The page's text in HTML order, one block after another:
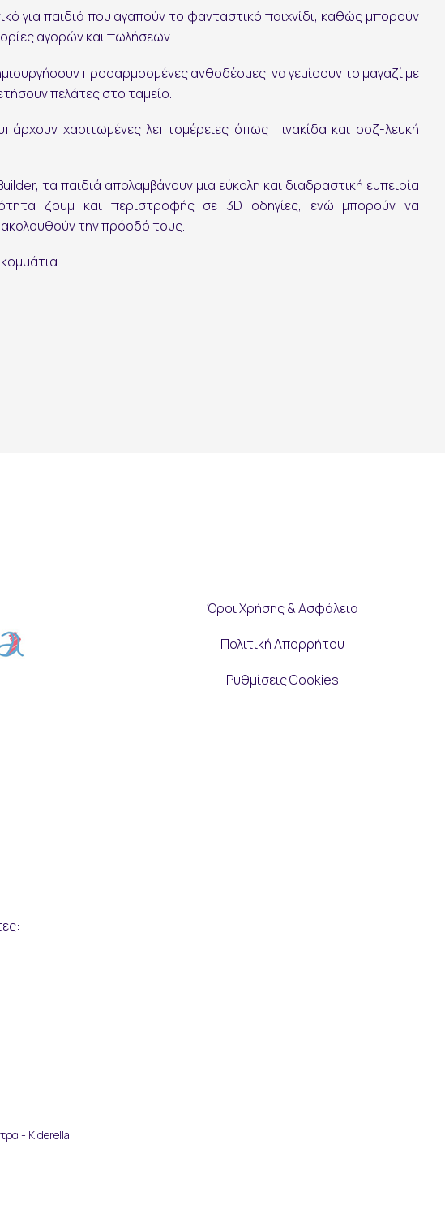
για παιδιά που αγαπούν το φανταστικό παιχνίδι, καθώς μπορούν
αγορών και πωλήσεων.
προσαρμοσμένες ανθοδέσμες, να γεμίσουν το μαγαζί με
πελάτες στο ταμείο.
χαριτωμένες λεπτομέρειες όπως πινακίδα και ροζ-λευκή
τα παιδιά απολαμβάνουν μια εύκολη και διαδραστική εμπειρία
ζουμ και περιστροφής σε 3D οδηγίες, ενώ μπορούν να
την πρόοδό τους.
Όροι Χρήσης & Ασφάλεια
Πολιτική Απορρήτου
Ρυθμίσεις Cookies
- Kiderella